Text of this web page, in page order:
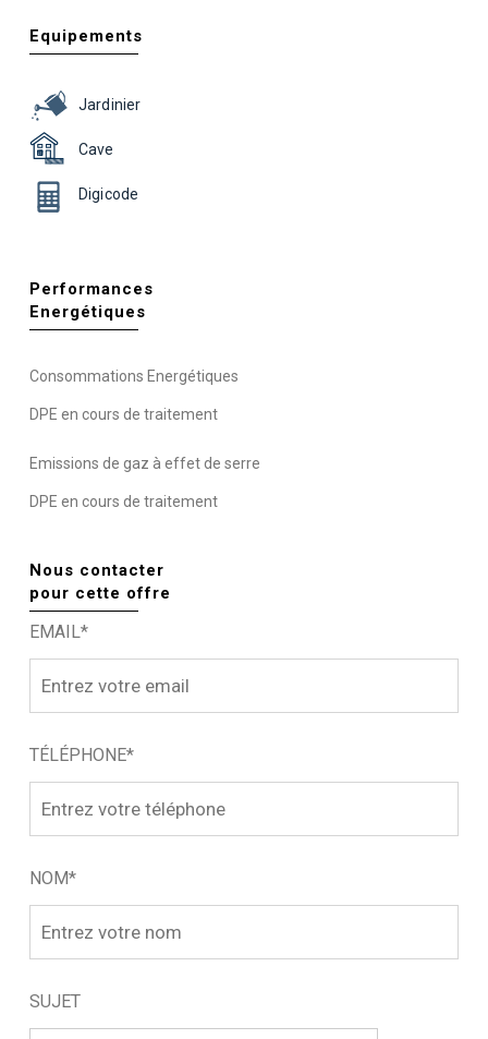
Equipements
Jardinier
Cave
Digicode
Performances
Energétiques
Consommations Energétiques
DPE en cours de traitement
Emissions de gaz à effet de serre
DPE en cours de traitement
Nous contacter
pour cette offre
EMAIL*
TÉLÉPHONE*
NOM*
SUJET